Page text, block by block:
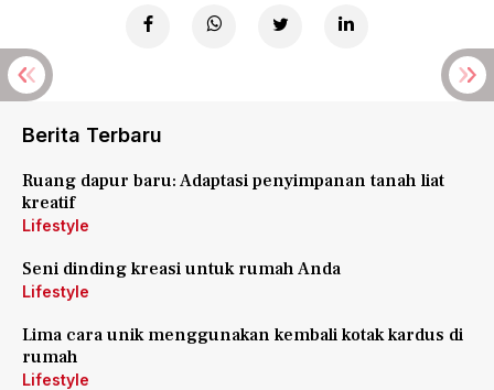
Berita Terbaru
Ruang dapur baru: Adaptasi penyimpanan tanah liat
kreatif
Lifestyle
Seni dinding kreasi untuk rumah Anda
Lifestyle
Lima cara unik menggunakan kembali kotak kardus di
rumah
Lifestyle